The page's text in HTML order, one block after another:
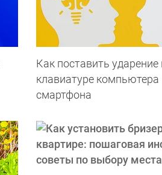
Как поставить ударение
клавиатуре компьютера
смартфона